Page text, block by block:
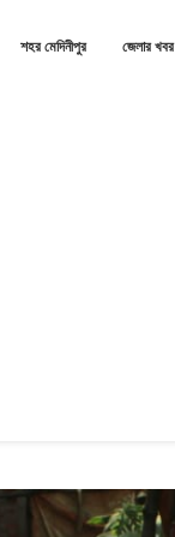
শহর মেদিনীপুর জেলার খবর